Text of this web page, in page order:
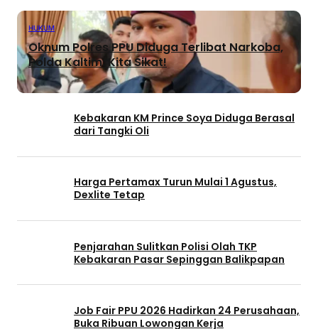
HUKUM
Oknum Polres PPU Diduga Terlibat Narkoba,
Polda Kaltim: Kita Sikat!
Kebakaran KM Prince Soya Diduga Berasal
dari Tangki Oli
Harga Pertamax Turun Mulai 1 Agustus,
Dexlite Tetap
Penjarahan Sulitkan Polisi Olah TKP
Kebakaran Pasar Sepinggan Balikpapan
Job Fair PPU 2026 Hadirkan 24 Perusahaan,
Buka Ribuan Lowongan Kerja